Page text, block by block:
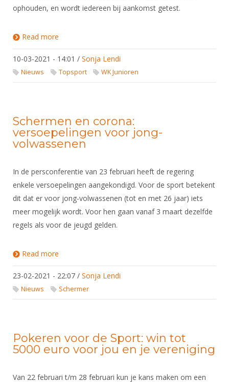
ophouden, en wordt iedereen bij aankomst getest.
Read more
10-03-2021 - 14:01 / Sonja Lendi
Nieuws Topsport WK Junioren
Schermen en corona:
versoepelingen voor jong-
volwassenen
In de persconferentie van 23 februari heeft de regering
enkele versoepelingen aangekondigd. Voor de sport betekent
dit dat er voor jong-volwassenen (tot en met 26 jaar) iets
meer mogelijk wordt. Voor hen gaan vanaf 3 maart dezelfde
regels als voor de jeugd gelden.
Read more
23-02-2021 - 22:07 / Sonja Lendi
Nieuws Schermer
Pokeren voor de Sport: win tot
5000 euro voor jou en je vereniging
Van 22 februari t/m 28 februari kun je kans maken om een